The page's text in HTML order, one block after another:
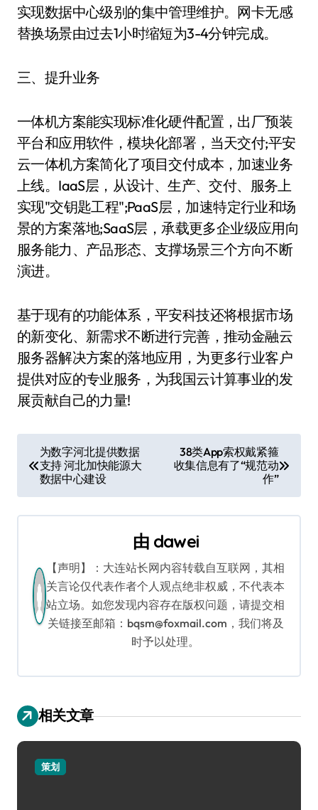
实现数据中心级别的集中管理维护。网卡无感
替换场景由过去1小时缩短为3-4分钟完成。
三、提升业务
一体机方案能实现标准化硬件配置，出厂预装
平台和应用软件，模块化部署，当天交付;平安
云一体机方案简化了项目交付成本，加速业务
上线。IaaS层，从设计、生产、交付、服务上
实现"交钥匙工程";PaaS层，加速特定行业和场
景的方案落地;SaaS层，承载更多企业级应用向
服务能力、产品形态、支撑场景三个方向不断
演进。
基于现有的功能体系，平安科技还将根据市场
的新变化、新需求不断进行完善，推动金融云
服务器解决方案的落地应用，为更多行业客户
提供对应的专业服务，为我国云计算事业的发
展贡献自己的力量!
章
导
为数字河北提供数据
支持 河北加快能源大
数据中心建设
38类App索权戴紧箍
收集信息有了“规范动
作”
由 dawei
【声明】：大连站长网内容转载自互联网，其相
关言论仅代表作者个人观点绝非权威，不代表本
站立场。如您发现内容存在版权问题，请提交相
关链接至邮箱：bqsm@foxmail.com，我们将及
时予以处理。
相关文章
策划